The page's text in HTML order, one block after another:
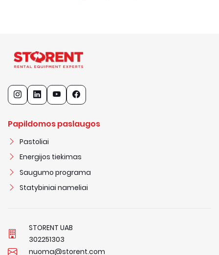
Papildomos paslaugos
Pastoliai
Energijos tiekimas
Saugumo programa
Statybiniai nameliai
STORENT UAB
302251303
nuoma@storent.com